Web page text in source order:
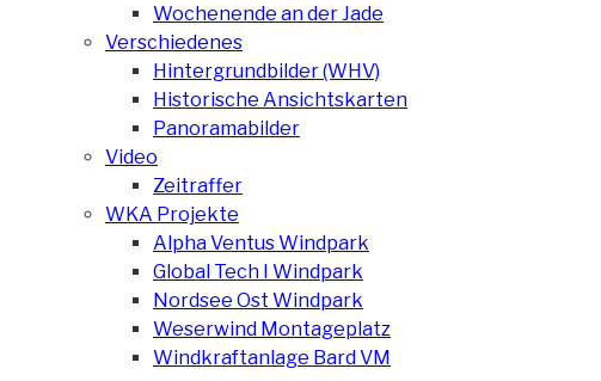
Wochenende an der Jade
Verschiedenes
Hintergrundbilder (WHV)
Historische Ansichtskarten
Panoramabilder
Video
Zeitraffer
WKA Projekte
Alpha Ventus Windpark
Global Tech I Windpark
Nordsee Ost Windpark
Weserwind Montageplatz
Windkraftanlage Bard VM